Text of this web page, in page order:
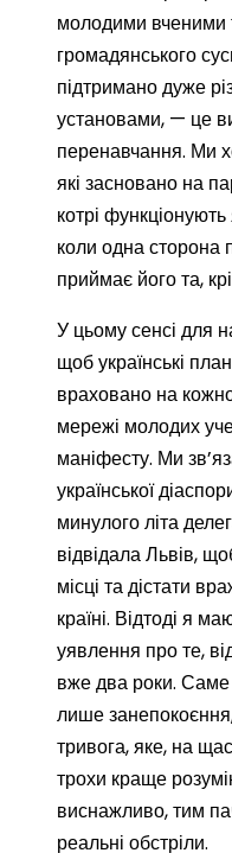
молодими вченими
громадянського
підтримано дуже
установами, — це
перенавчання. Ми
які засновано на
котрі
коли одна сторона
приймає його та,
У цьому сенсі для
щоб українські
враховано на
мережі молодих
маніфесту. Ми
української
минулого літа
відвідала Львів,
місці та дістати
країні. Відтоді я
уявлення про те,
вже два роки.
лише
тривога, яке, на
трохи краще
виснажливо, тим
реальні обстріли.